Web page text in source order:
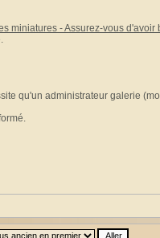
miniatures - Assurez-vous
qu'un administrateur galerie